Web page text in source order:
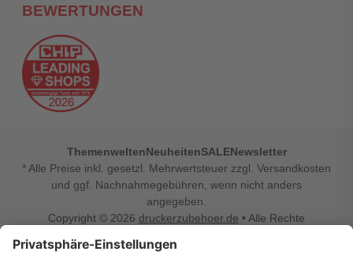
BEWERTUNGEN
ThemenweltenNeuheitenSALENewsletter
* Alle Preise inkl. gesetzl. Mehrwertsteuer zzgl. Versandkosten
und ggf. Nachnahmegebühren, wenn nicht anders
angegeben.
Copyright © 2026 druckerzubehoer.de • Alle Rechte
Vertrag widerrufen